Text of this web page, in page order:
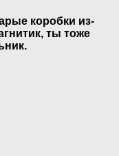
коробки из-
ты тоже